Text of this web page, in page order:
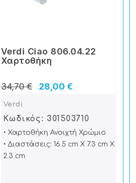
Verdi Ciao 806.04.22
Χαρτοθήκη
28,00 €
34,70 €
Verdi
Κωδικός: 301503710
• Χαρτοθήκη Ανοιχτή Χρώμιο
• Διαστάσεις: 16.5 cm X 7.3 cm X
2.3 cm